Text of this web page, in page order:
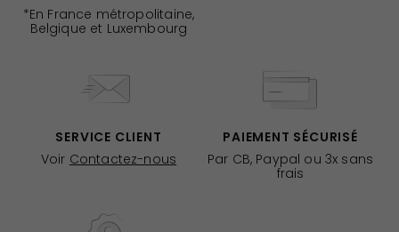
*En France métropolitaine,
Belgique et Luxembourg
SERVICE CLIENT
Voir Contactez-nous
PAIEMENT SÉCURISÉ
Par CB, Paypal ou 3x sans
frais